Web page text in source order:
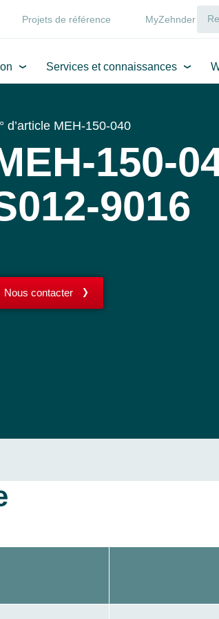
Projets de référence MyZehnder
Services et connaissances
d’article MEH-150-040
150-
9016
Nous contacter